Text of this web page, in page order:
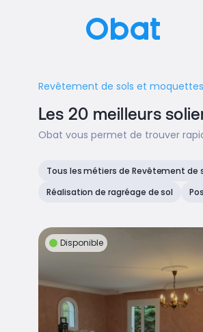
Revêtement de sols et moquettes
Les 20 meilleurs
Obat vous permet de trouver
Tous les métiers de Revêtement
Réalisation de ragréage de sol
Disponible